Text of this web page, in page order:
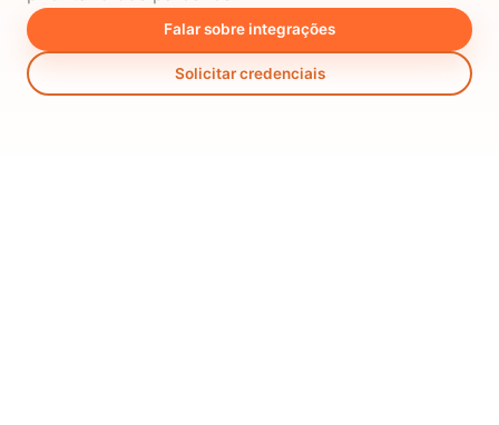
Falar sobre integrações
Solicitar credenciais